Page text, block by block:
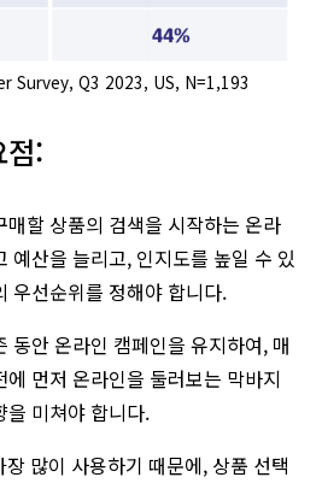
Survey, Q3 2023, US, N=1,193
점:
매할 상품의 검색을 시작하는 온라
예산을 늘리고, 인지도를 높일 수 있
우선순위를 정해야 합니다.
동안 온라인 캠페인을 유지하여, 매
먼저 온라인을 둘러보는 막바지
을 미쳐야 합니다.
많이 사용하기 때문에, 상품 선택